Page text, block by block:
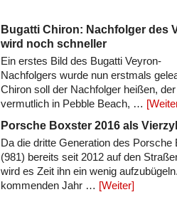
Bugatti Chiron: Nachfolger des
wird noch schneller
Ein erstes Bild des Bugatti Veyron-
Nachfolgers wurde nun erstmals
Chiron soll der Nachfolger heißen, der
vermutlich in Pebble Beach, …
Porsche Boxster 2016 als
Da die dritte Generation des Porsche
(981) bereits seit 2012 auf den
wird es Zeit ihn ein wenig
kommenden Jahr … [Weiter]